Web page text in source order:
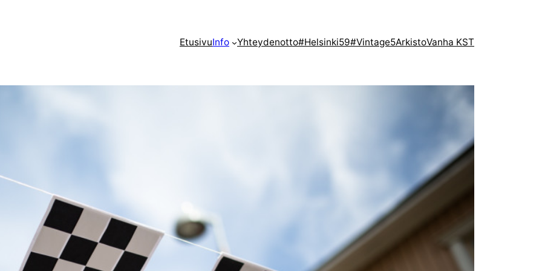
EtusivuInfo Yhteydenotto#Helsinki59#Vintage5ArkistoVanha KST